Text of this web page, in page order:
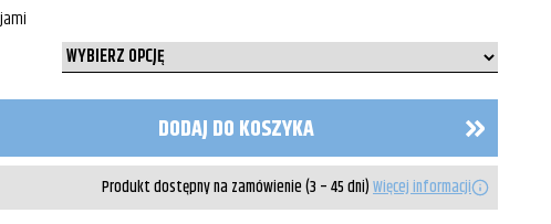
DODAJ DO KOSZYKA
Produkt dostępny na zamówienie (3 – 45 dni)Więcej informacji